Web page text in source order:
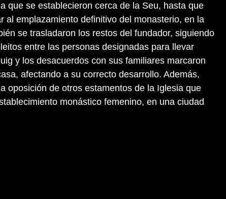
que se establecieron cerca de la Seu, hasta que
al emplazamiento definitivo del monasterio, en la
se trasladaron los restos del fundador, siguiendo
entre las personas designadas para llevar
y los desacuerdos con sus familiares marcaron
afectando a su correcto desarrollo. Además,
oposición de otros estamentos de la Iglesia que
monástico femenino, en una ciudad